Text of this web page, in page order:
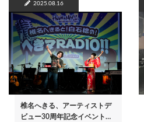
2025.08.16
椎名へきる、アーティストデ
ビュー30周年記念イベント…